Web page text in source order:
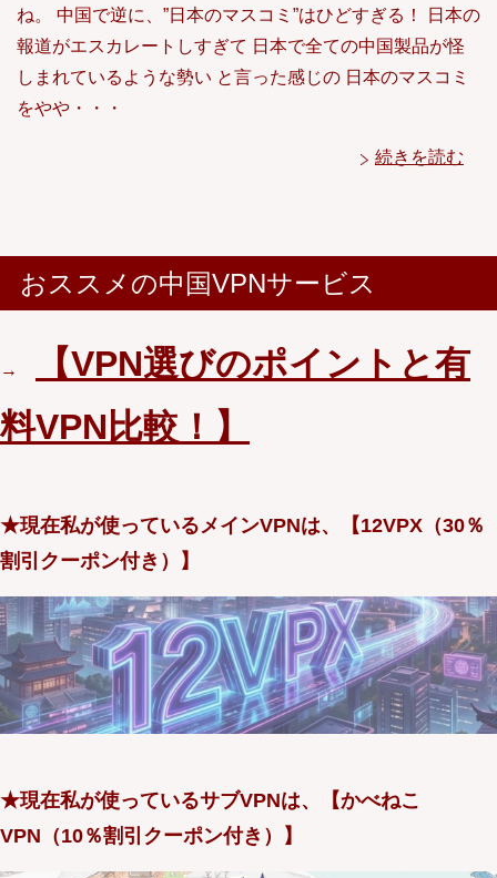
ね。 中国で逆に、”日本のマスコミ”はひどすぎる！ 日本の
報道がエスカレートしすぎて 日本で全ての中国製品が怪
しまれているような勢い と言った感じの 日本のマスコミ
をやや・・・
続きを読む
おススメの中国VPNサービス
→
【VPN選びのポイントと有
料VPN比較！】
★現在私が使っているメインVPNは、【12VPX（30％
割引クーポン付き）】
★現在私が使っているサブVPNは、【かべねこ
VPN（10％割引クーポン付き）】